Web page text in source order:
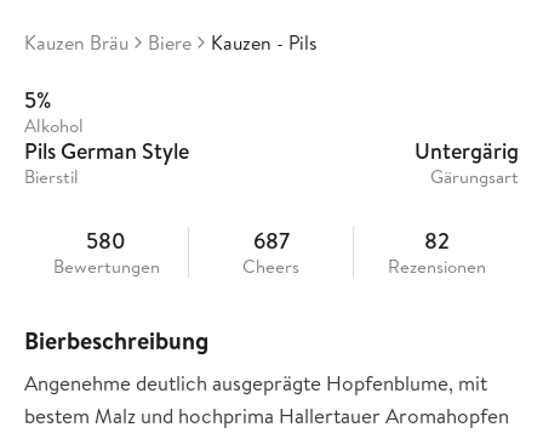
Kauzen Bräu Biere Kauzen - Pils
5%
Alkohol
Pils German Style
Bierstil
Untergärig
Gärungsart
580
Bewertungen
687
Cheers
82
Rezensionen
Bierbeschreibung
Angenehme deutlich ausgeprägte Hopfenblume, mit
bestem Malz und hochprima Hallertauer Aromahopfen